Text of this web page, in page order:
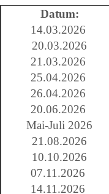
Datum:
14.03.2026
20.03.2026
21.03.2026
25.04.2026
26.04.2026
20.06.2026
Mai-Juli 2026
21.08.2026
10.10.2026
07.11.2026
14.11.2026